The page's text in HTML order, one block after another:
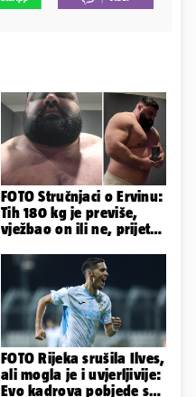
FOTO Stručnjaci o Ervinu:
Tih 180 kg je previše,
vježbao on ili ne, prijete
FOTO Rijeka srušila Ilves,
ali mogla je i uvjerljivije:
Evo kadrova pobjede s